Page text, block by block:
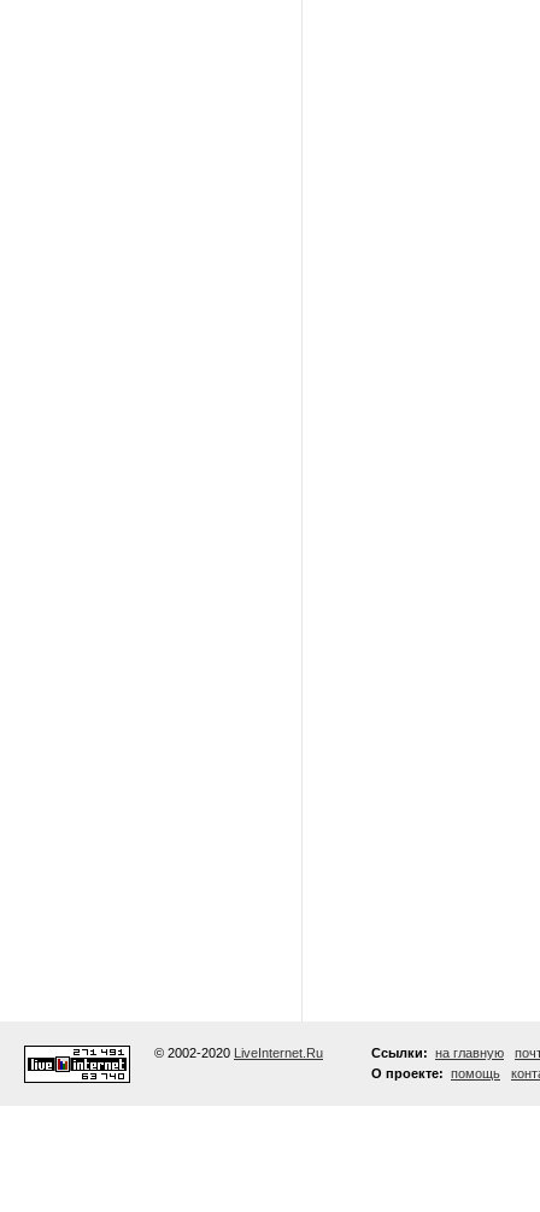
© 2002-2020 LiveInternet.Ru Ссылки: на главную
О проекте: помощь